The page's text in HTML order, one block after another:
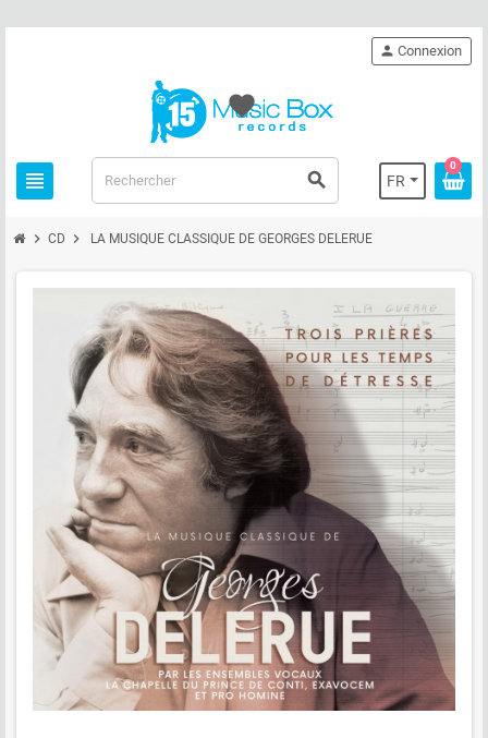
view_headline search FR
person Connexion
0
favorite
chevron_right CD chevron_right LA MUSIQUE CLASSIQUE DE GEORGES DELERUE